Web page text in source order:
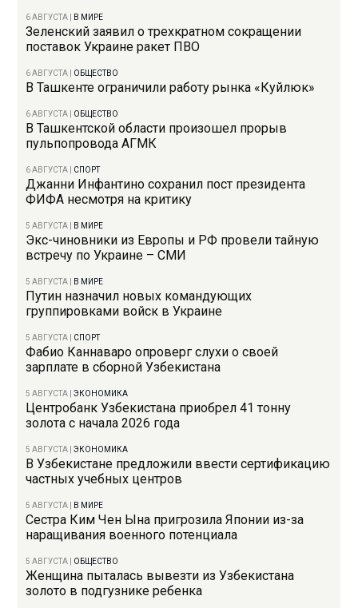
6 АВГУСТА В МИРЕ
Зеленский заявил о трехкратном сокращении
поставок Украине ракет ПВО
6 АВГУСТА ОБЩЕСТВО
В Ташкенте ограничили работу рынка «Куйлюк»
6 АВГУСТА ОБЩЕСТВО
В Ташкентской области произошел прорыв
пульпопровода АГМК
6 АВГУСТА СПОРТ
Джанни Инфантино сохранил пост президента
ФИФА несмотря на критику
5 АВГУСТА В МИРЕ
Экс-чиновники из Европы и РФ провели тайную
встречу по Украине – СМИ
5 АВГУСТА В МИРЕ
Путин назначил новых командующих
группировками войск в Украине
5 АВГУСТА СПОРТ
Фабио Каннаваро опроверг слухи о своей
зарплате в сборной Узбекистана
5 АВГУСТА |ЭКОНОМИКА
Центробанк Узбекистана приобрел 41 тонну
золота с начала 2026 года
5 АВГУСТА |ЭКОНОМИКА
В Узбекистане предложили ввести сертификацию
частных учебных центров
5 АВГУСТА В МИРЕ
Сестра Ким Чен Ына пригрозила Японии из-за
наращивания военного потенциала
5 АВГУСТА ОБЩЕСТВО
Женщина пыталась вывезти из Узбекистана
золото в подгузнике ребенка